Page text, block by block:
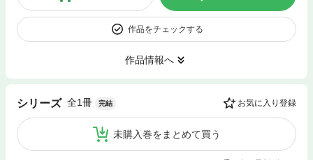
作品をチェックする
作品情報へ
シリーズ 全1冊 完結 お気に入り登録
未購入巻をまとめて買う